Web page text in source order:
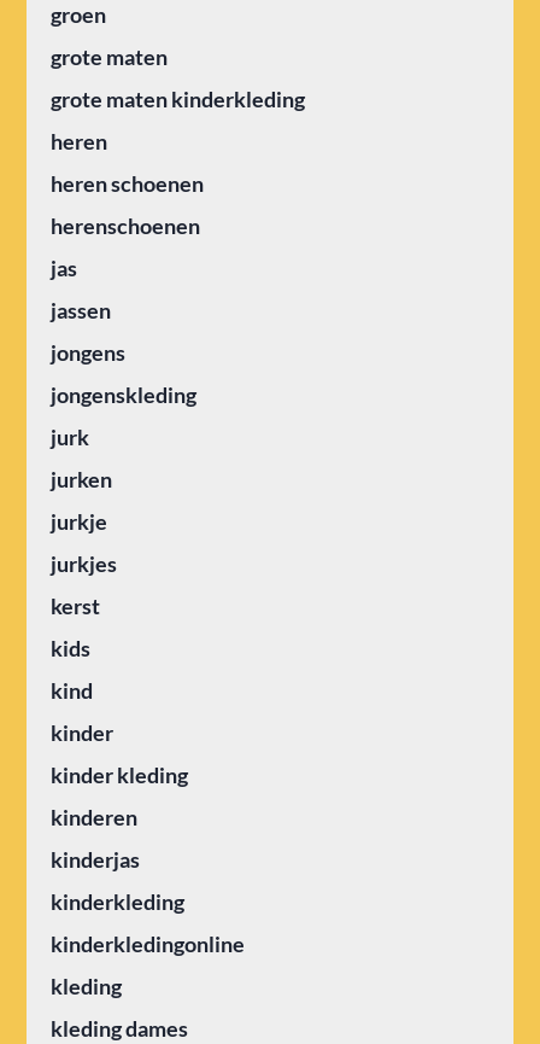
groen
grote maten
grote maten kinderkleding
heren
heren schoenen
herenschoenen
jas
jassen
jongens
jongenskleding
jurk
jurken
jurkje
jurkjes
kerst
kids
kind
kinder
kinder kleding
kinderen
kinderjas
kinderkleding
kinderkledingonline
kleding
kleding dames